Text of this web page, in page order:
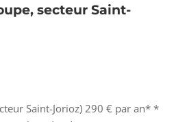
secteur Saint-
Saint-Jorioz) 290 € par an* *